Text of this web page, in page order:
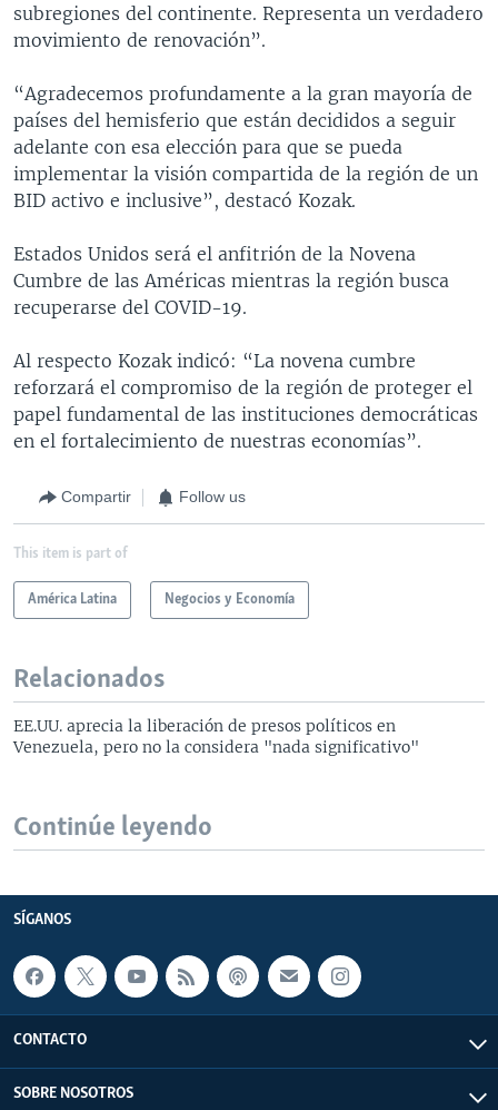
subregiones del continente. Representa un verdadero
movimiento de renovación”.
“Agradecemos profundamente a la gran mayoría de
países del hemisferio que están decididos a seguir
adelante con esa elección para que se pueda
implementar la visión compartida de la región de un
BID activo e inclusive”, destacó Kozak.
Estados Unidos será el anfitrión de la Novena
Cumbre de las Américas mientras la región busca
recuperarse del COVID-19.
Al respecto Kozak indicó: “La novena cumbre
reforzará el compromiso de la región de proteger el
papel fundamental de las instituciones democráticas
en el fortalecimiento de nuestras economías”.
Compartir Follow us
This item is part of
América Latina Negocios y Economía
Relacionados
EE.UU. aprecia la liberación de presos políticos en
Venezuela, pero no la considera "nada significativo"
Continúe leyendo
SÍGANOS
CONTACTO
SOBRE NOSOTROS